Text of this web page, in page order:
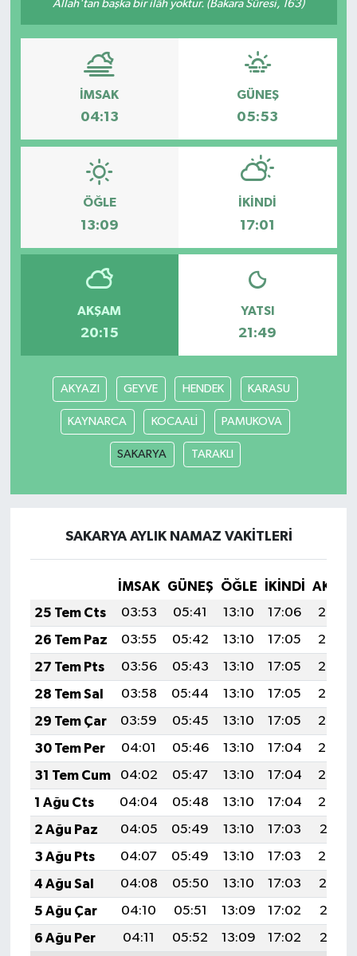
Allah'tan başka bir ilâh yoktur. (Bakara Sûresi, 163)
İMSAK
04:13
GÜNEŞ
05:53
ÖĞLE
13:09
İKINDI
17:01
AKŞAM
20:15
YATSI
21:49
AKYAZI GEYVE HENDEK KARASU
KAYNARCA KOCAALİ PAMUKOVA
SAKARYA TARAKLI
SAKARYA AYLIK NAMAZ VAKITLERI
İMSAK GÜNEŞ ÖĞLE İKINDI
25 Tem Cts
03:53 05:41 13:10 17:06
20:29
26 Tem Paz
03:55 05:42 13:10 17:05
20:28
27 Tem Pts
03:56 05:43 13:10 17:05
20:27
28 Tem Sal
03:58 05:44 13:10 17:05
20:26
29 Tem Çar
03:59 05:45 13:10 17:05
20:25
30 Tem Per
04:01 05:46 13:10 17:04
20:24
31 Tem Cum
04:02 05:47 13:10 17:04
20:23
1 Ağu Cts
04:04 05:48 13:10 17:04
20:22
2 Ağu Paz
04:05 05:49 13:10 17:03
20:21
3 Ağu Pts
04:07 05:49 13:10 17:03
20:20
4 Ağu Sal
04:08 05:50 13:10 17:03
20:19
5 Ağu Çar
04:10 05:51 13:09 17:02
20:17
6 Ağu Per
04:11 05:52 13:09 17:02
20:16